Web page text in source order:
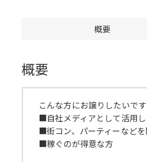
概要
概要
こんな方にお譲りしたいです
■自社メディアとして活用
■街コン、パーティーなど
■稼ぐのが得意な方